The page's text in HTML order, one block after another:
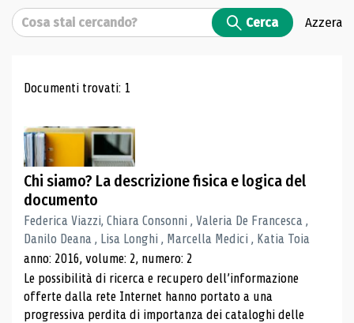
Cerca Cerca Azzera
Risultati di ricerca
Documenti trovati: 1
Chi siamo? La descrizione fisica e logica del
documento
Federica Viazzi, Chiara Consonni , Valeria De Francesca ,
Danilo Deana , Lisa Longhi , Marcella Medici , Katia Toia
anno: 2016, volume: 2, numero: 2
Le possibilità di ricerca e recupero dell’informazione
offerte dalla rete Internet hanno portato a una
progressiva perdita di importanza dei cataloghi delle